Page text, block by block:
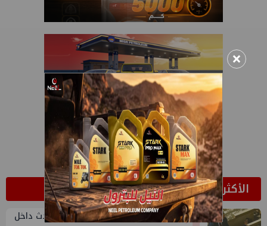
الأكثر قراءة
صورة البرجولة وعفريتة التسريبات..ماذا يحدث داخل
×